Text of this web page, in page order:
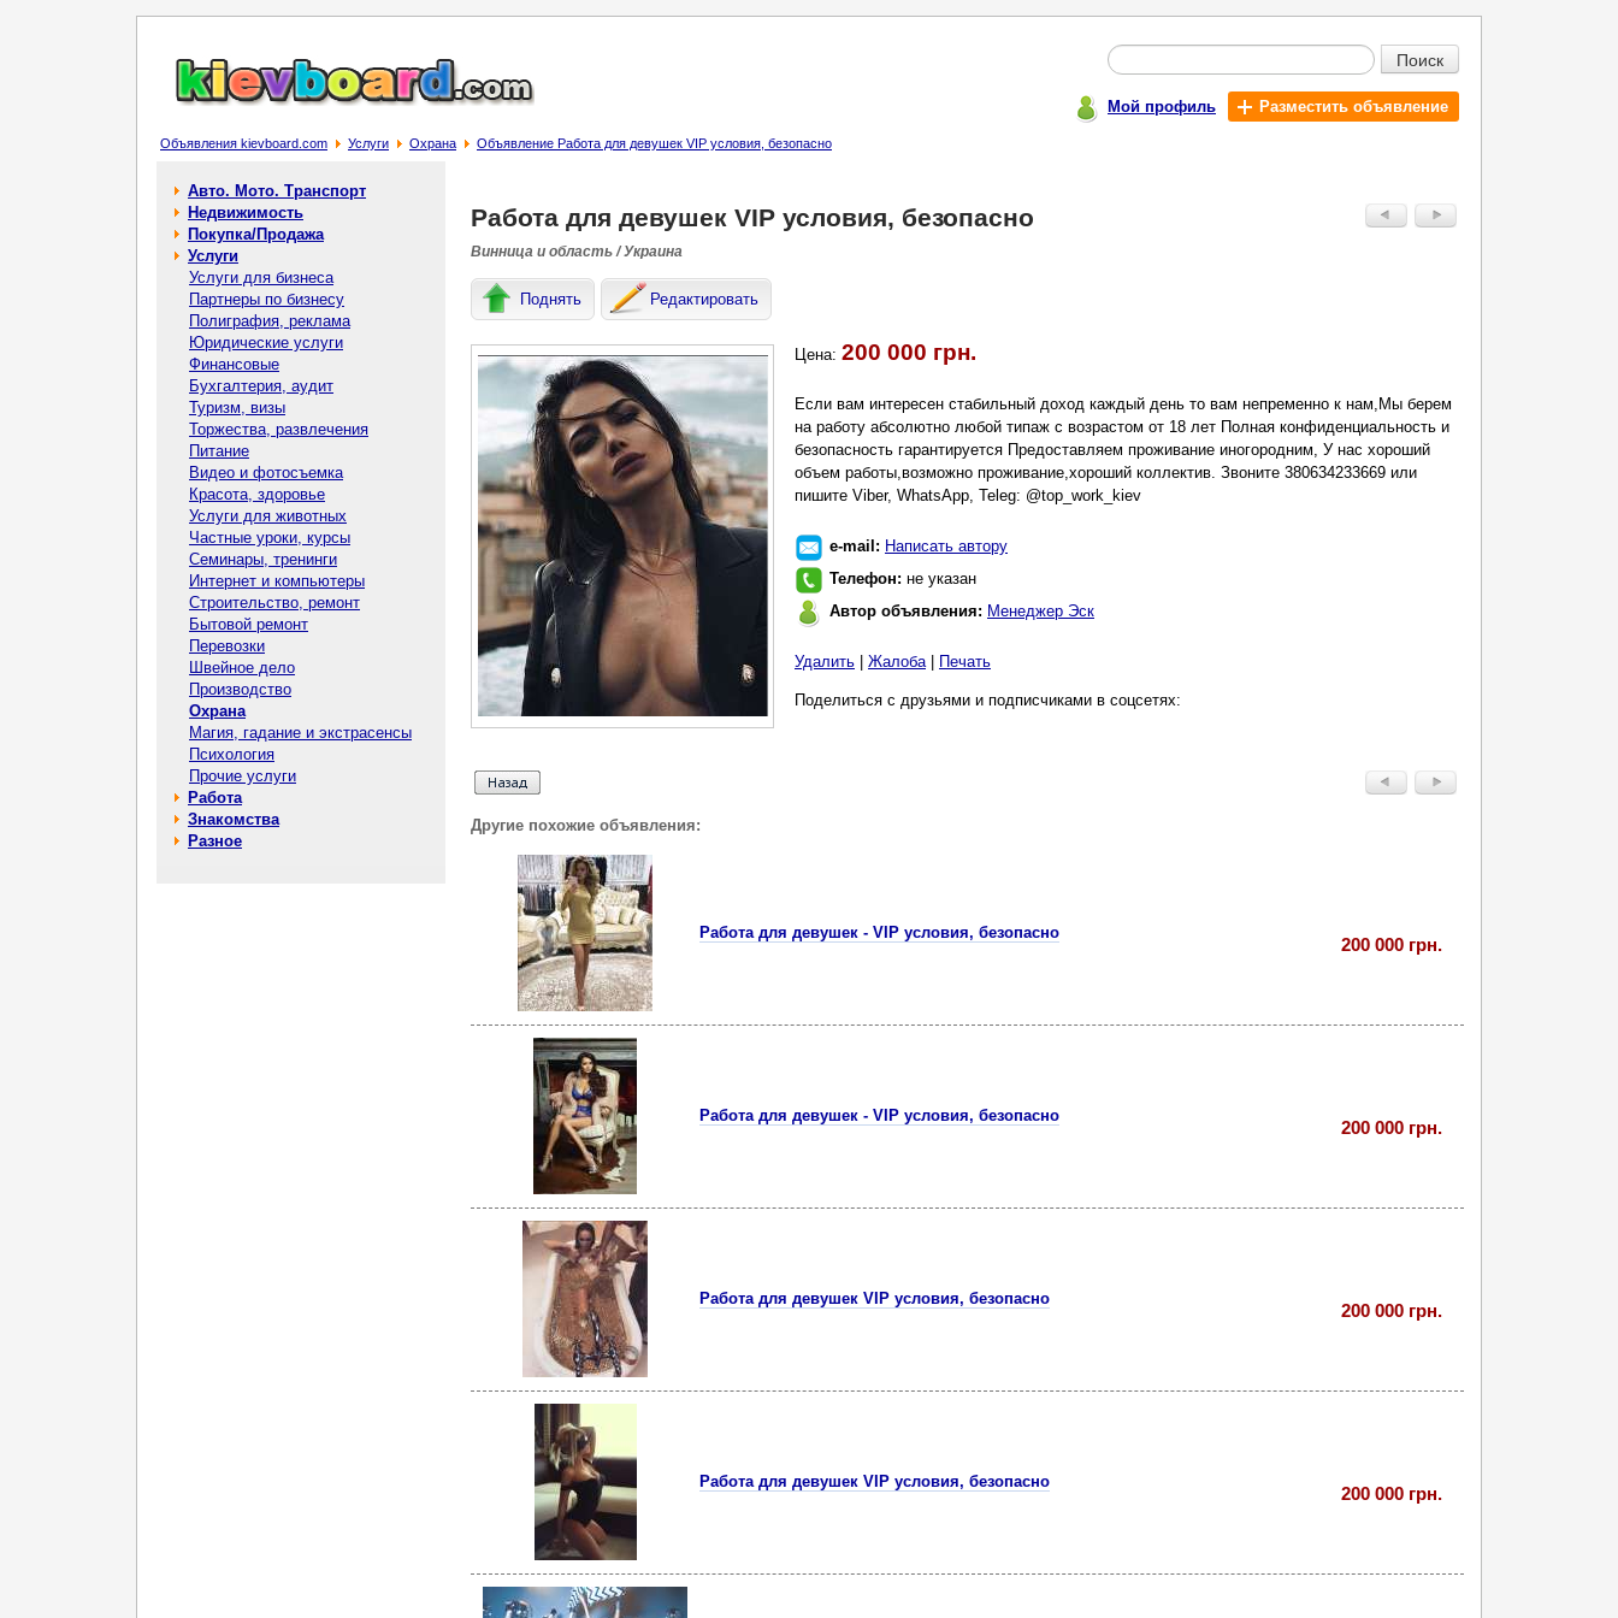
Поиск
Мой профиль Разместить объявление
Объявления kievboard.com Услуги Охрана Объявление Работа для девушек VIP условия, безопасно
Авто. Мото. Транспорт
Недвижимость
Покупка/Продажа
Услуги
Услуги для бизнеса
Партнеры по бизнесу
Полиграфия, реклама
Юридические услуги
Финансовые
Бухгалтерия, аудит
Туризм, визы
Торжества, развлечения
Питание
Видео и фотосъемка
Красота, здоровье
Услуги для животных
Частные уроки, курсы
Семинары, тренинги
Интернет и компьютеры
Строительство, ремонт
Бытовой ремонт
Перевозки
Швейное дело
Производство
Охрана
Магия, гадание и экстрасенсы
Психология
Прочие услуги
Работа
Знакомства
Разное
Работа для девушек VIP условия, безопасно
Винница и область / Украина
Поднять Редактировать
Цена: 200 000 грн.
Если вам интересен стабильный доход каждый день то вам непременно к нам,Мы берем
на работу абсолютно любой типаж с возрастом от 18 лет Полная конфиденциальность и
безопасность гарантируется Предоставляем проживание иногородним, У нас хороший
объем работы,возможно проживание,хороший коллектив. Звоните 380634233669 или
пишите Viber, WhatsApp, Teleg: @top_work_kiev
e-mail: Написать автору
Телефон: не указан
Автор объявления: Менеджер Эск
Удалить Жалоба| Печать
Поделиться с друзьями и подписчиками в соцсетях:
Другие похожие объявления:
Работа для девушек - VIP условия, безопасно
200 000 грн.
Работа для девушек - VIP условия, безопасно
200 000 грн.
Работа для девушек VIP условия, безопасно
200 000 грн.
Работа для девушек VIP условия, безопасно
200 000 грн.